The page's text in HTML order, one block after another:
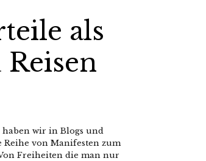
als
Reisen
haben wir in Blogs und
Reihe von Manifesten zum
Freiheiten die man nur